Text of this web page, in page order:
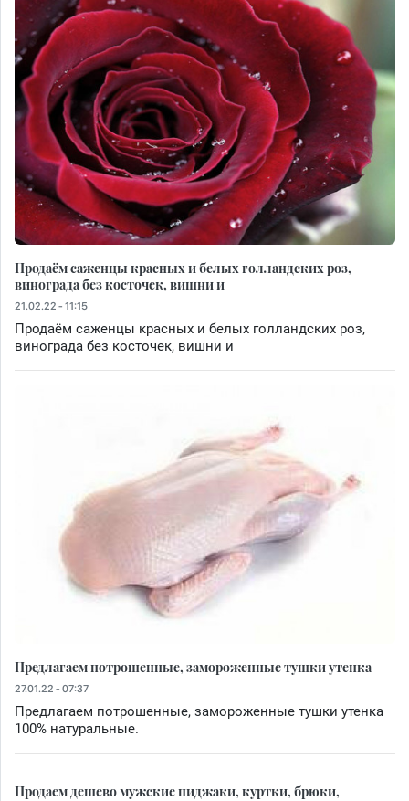
Продаём саженцы красных и белых голландских роз,
винограда без косточек, вишни и
21.02.22 - 11:15
Продаём саженцы красных и белых голландских роз,
винограда без косточек, вишни и
Предлагаем потрошенные, замороженные тушки утенка
27.01.22 - 07:37
Предлагаем потрошенные, замороженные тушки утенка
100% натуральные.
Продаем дешево мужские пиджаки, куртки, брюки,